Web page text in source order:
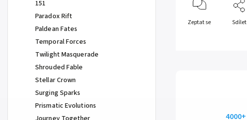
151
Paradox Rift
Paldean Fates
Temporal Forces
Twilight Masquerade
Shrouded Fable
Stellar Crown
Surging Sparks
Prismatic Evolutions
Zeptat se Sdílet
4000+